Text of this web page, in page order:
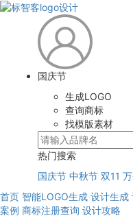
国庆节
生成LOGO
查询商标
找模版素材
热门搜索
国庆节 中秋节 双11
首页 智能LOGO生成 设计生成
案例 商标注册查询 设计攻略